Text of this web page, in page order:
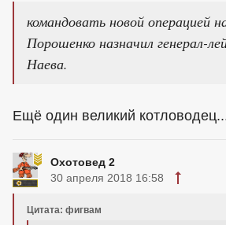
командовать новой операцией
Порошенко назначил генерал-
Наева.
Ещё один великий
Охотовед 2
30 апреля 2018 16:58
Цитата: фигвам